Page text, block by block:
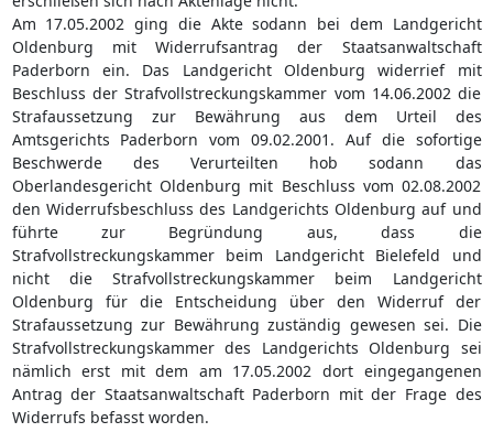
Am 17.05.2002 ging die Akte sodann bei dem Landgericht
Oldenburg mit Widerrufsantrag der Staatsanwaltschaft
Paderborn ein. Das Landgericht Oldenburg widerrief mit
Beschluss der Strafvollstreckungskammer vom 14.06.2002 die
Strafaussetzung zur Bewährung aus dem Urteil des
Amtsgerichts Paderborn vom 09.02.2001. Auf die sofortige
Beschwerde des Verurteilten hob sodann das
Oberlandesgericht Oldenburg mit Beschluss vom 02.08.2002
den Widerrufsbeschluss des Landgerichts Oldenburg auf und
führte zur Begründung aus, dass die
Strafvollstreckungskammer beim Landgericht Bielefeld und
nicht die Strafvollstreckungskammer beim Landgericht
Oldenburg für die Entscheidung über den Widerruf der
Strafaussetzung zur Bewährung zuständig gewesen sei. Die
Strafvollstreckungskammer des Landgerichts Oldenburg sei
nämlich erst mit dem am 17.05.2002 dort eingegangenen
Antrag der Staatsanwaltschaft Paderborn mit der Frage des
Widerrufs befasst worden.